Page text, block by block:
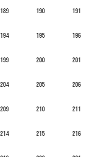
189 190 191
194 195 196
199 200 201
204 205 206
209 210 211
214 215 216